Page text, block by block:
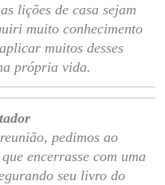
lições de casa sejam
muito conhecimento
muitos desses
própria vida.
pedimos ao
encerrasse com uma
seu livro do